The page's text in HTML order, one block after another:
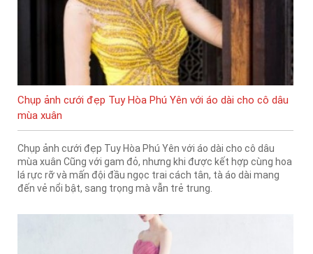
Chụp ảnh cưới đẹp Tuy Hòa Phú Yên với áo dài cho cô dâu
mùa xuân
Chụp ảnh cưới đẹp Tuy Hòa Phú Yên với áo dài cho cô dâu
mùa xuân Cũng với gam đỏ, nhưng khi được kết hợp cùng hoa
lá rực rỡ và mấn đội đầu ngọc trai cách tân, tà áo dài mang
đến vẻ nổi bật, sang trọng mà vẫn trẻ trung.